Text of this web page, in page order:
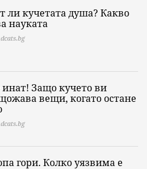
ли кучетата душа? Какво
науката
Защо кучето ви
вещи, когато остане
гори. Колко уязвима е